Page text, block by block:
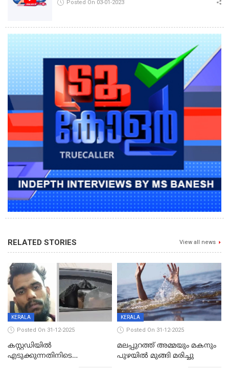
Posted On 03-01-2023
RELATED STORIES View all news
KERALA
Posted On 31-12-2025
കസ്റ്റഡിയിൽ
എടുക്കുന്നതിനിടെ
KERALA
Posted On 31-12-2025
മലപ്പുറത്ത് അമ്മയും മകനും
പുഴയിൽ മുങ്ങി മരിച്ചു